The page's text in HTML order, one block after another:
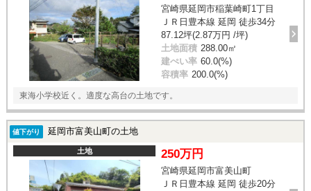
宮崎県延岡市稲葉崎町1丁目
ＪＲ日豊本線 延岡 徒歩34分
87.12坪(2.87万円 /坪)
土地面積 288.00㎡
建ぺい率 60.0(%)
容積率 200.0(%)
東海小学校近く。適度な高台の土地です。
値下がり 延岡市富美山町の土地
土地 250万円
宮崎県延岡市富美山町
ＪＲ日豊本線 延岡 徒歩20分